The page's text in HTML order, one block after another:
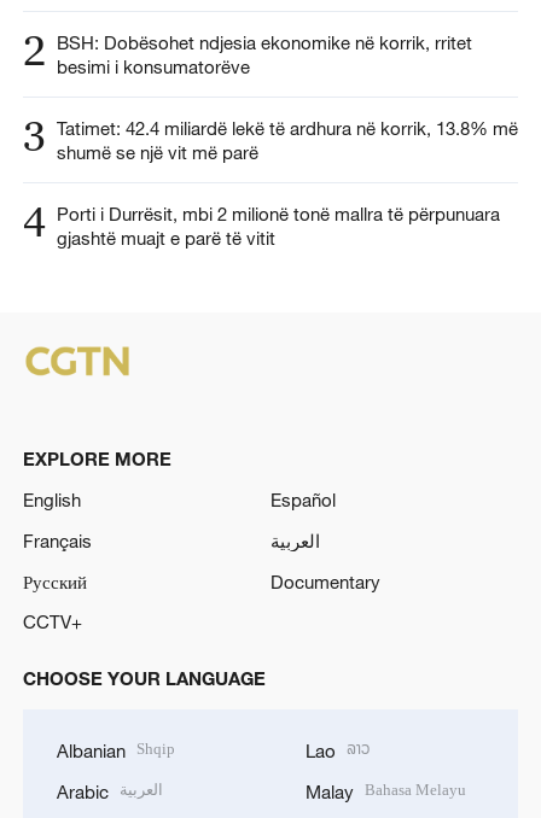
2
BSH: Dobësohet ndjesia ekonomike në korrik, rritet
besimi i konsumatorëve
3 Tatimet: 42.4 miliardë lekë të ardhura në korrik, 13.8% më
shumë se një vit më parë
4 Porti i Durrësit, mbi 2 milionë tonë mallra të përpunuara
gjashtë muajt e parë të vitit
EXPLORE MORE
English
Español
Français
العربية
Русский
Documentary
CCTV+
CHOOSE YOUR LANGUAGE
Albanian Shqip
Arabic العربية
Lao ລາວ
Malay Bahasa Melayu